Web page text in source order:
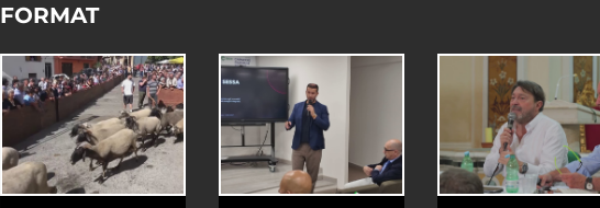
FORMAT